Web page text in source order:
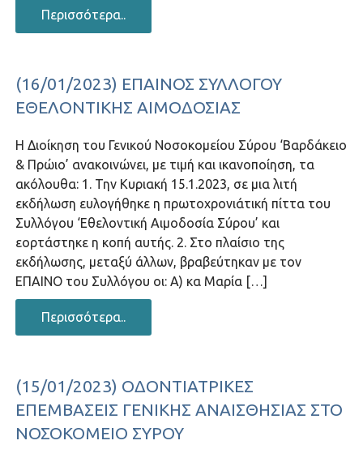
Περισσότερα..
(16/01/2023) ΈΠΑΙΝΟΣ ΣΥΛΛΌΓΟΥ
ΕΘΕΛΟΝΤΙΚΉΣ ΑΙΜΟΔΟΣΊΑΣ
Η Διοίκηση του Γενικού Νοσοκομείου Σύρου ‘Βαρδάκειο
& Πρώιο’ ανακοινώνει, με τιμή και ικανοποίηση, τα
ακόλουθα: 1. Την Κυριακή 15.1.2023, σε μια λιτή
εκδήλωση ευλογήθηκε η πρωτοχρονιάτική πίττα του
Συλλόγου ‘Εθελοντική Αιμοδοσία Σύρου’ και
εορτάστηκε η κοπή αυτής. 2. Στο πλαίσιο της
εκδήλωσης, μεταξύ άλλων, βραβεύτηκαν με τον
ΕΠΑΙΝΟ του Συλλόγου οι: Α) κα Μαρία […]
Περισσότερα..
(15/01/2023) ΟΔΟΝΤΙΑΤΡΙΚΈΣ
ΕΠΕΜΒΆΣΕΙΣ ΓΕΝΙΚΉΣ ΑΝΑΙΣΘΗΣΊΑΣ ΣΤΟ
ΝΟΣΟΚΟΜΕΊΟ ΣΎΡΟΥ